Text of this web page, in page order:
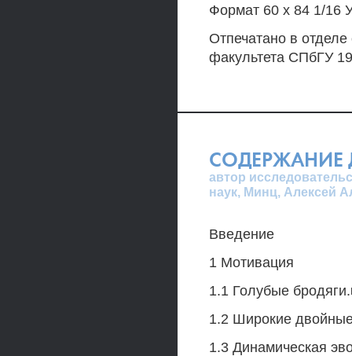
Формат 60 х 84 1/16
Отпечатано в
факультета СПбГУ
СОДЕРЖАНИЕ
автор
наук, Минц, Алексей
Введение
1 Мотивация
1.1 Голубые
1.2 Широкие
1.3 Динамическая